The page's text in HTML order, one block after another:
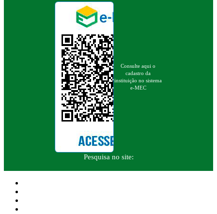
Consulte aqui o
cadastro da
instituição no sistema
e-MEC
Pesquisa no site: